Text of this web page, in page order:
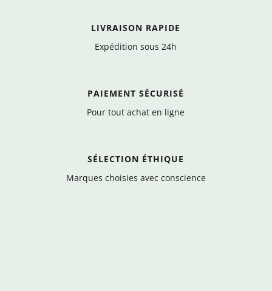
LIVRAISON RAPIDE
Expédition sous 24h
PAIEMENT SÉCURISÉ
Pour tout achat en ligne
SÉLECTION ÉTHIQUE
Marques choisies avec conscience